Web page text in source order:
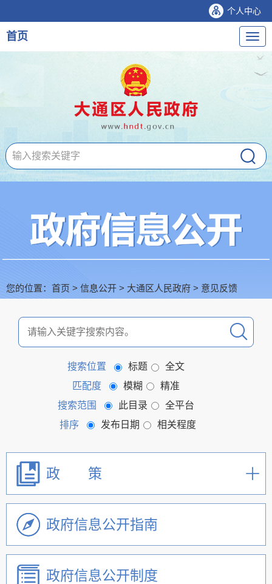
个人中心
导
航
首页
您的位置： 首页 > 信息公开 > 大通区人民政府 > 意见反馈
搜索位置 标题
全文
匹配度
模糊
精准
搜索范围
此目录
全平台
排序
发布日期 相关程度
政 策
政府信息公开指南
政府信息公开制度